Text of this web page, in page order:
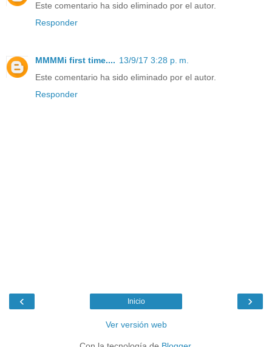
Este comentario ha sido eliminado por el autor.
Responder
MMMMi first time.... 13/9/17 3:28 p. m.
Este comentario ha sido eliminado por el autor.
Responder
‹ ›
Inicio
Ver versión web